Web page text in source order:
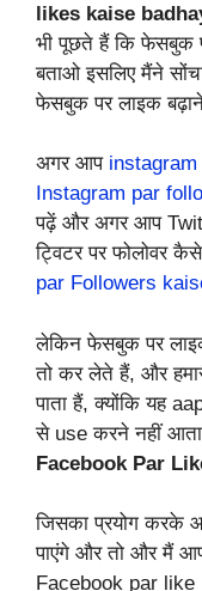
likes kaise
भी पूछते हैं कि फेसबुक
बताओ इसलिए मैंने
फेसबुक पर लाइक
अगर आप instagram
Instagram par
पढ़ें और अगर आप
ट्विटर पर फोलोवर
par Followers
लेकिन फेसबुक पर
तो कर लेते हैं, और
पाता हैं, क्योंकि यह
से use करने नहीं
Facebook Par
जिसका प्रयोग करके
पाएंगे और तो और मैं
Facebook par like